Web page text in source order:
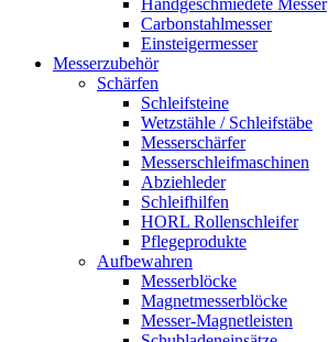
Handgeschmiedete Messer
Carbonstahlmesser
Einsteigermesser
Messerzubehör
Schärfen
Schleifsteine
Wetzstähle / Schleifstäbe
Messerschärfer
Messerschleifmaschinen
Abziehleder
Schleifhilfen
HORL Rollenschleifer
Pflegeprodukte
Aufbewahren
Messerblöcke
Magnetmesserblöcke
Messer-Magnetleisten